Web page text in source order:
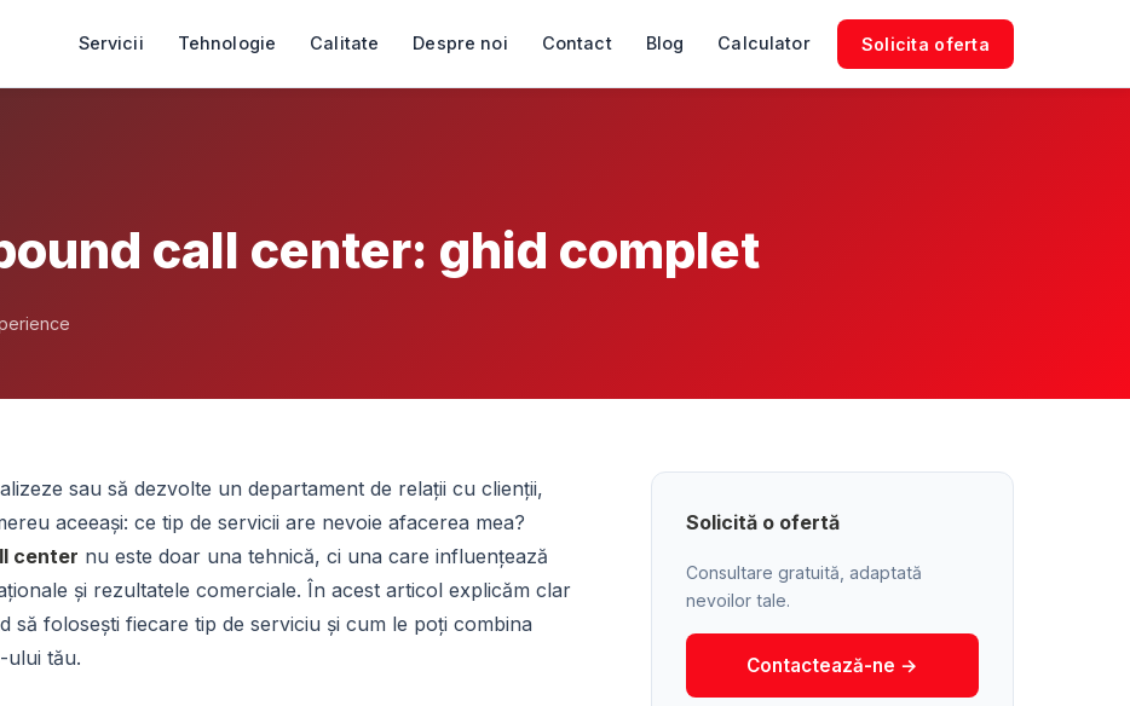
Servicii Tehnologie Calitate Despre noi Contact Blog Calculator Solicita oferta
call center: ghid complet
sau să dezvolte un departament de relații cu clienții,
aceeași: ce tip de servicii are nevoie afacerea mea?
center nu este doar una tehnică, ci una care influențează
și rezultatele comerciale. În acest articol explicăm clar
să folosești fiecare tip de serviciu și cum le poți combina
ului tău.
Solicită o ofertă
Consultare gratuită, adaptată
nevoilor tale.
Contactează-ne →